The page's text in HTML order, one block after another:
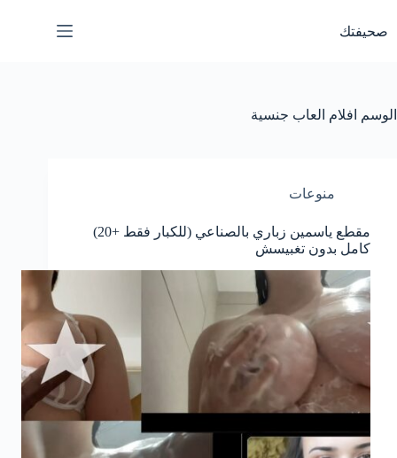
المحتوى
صحيفتك
الوسم افلام العاب جنسية
منوعات
مقطع ياسمين زباري بالصناعي (للكبار فقط +20)
كامل بدون تغبيسش